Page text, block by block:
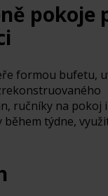
pokoje
formou bufetu,
ručníky na pokoj
týdne,